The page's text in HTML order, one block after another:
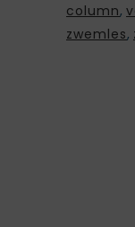
column,
zwemles,